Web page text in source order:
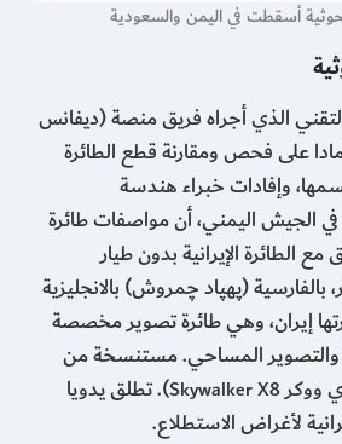
أُسقطت في اليمن والسعودية
الذي أجراه فريق منصة (ديفانس
على فحص ومقارنة قطع الطائرة
وإفادات خبراء هندسة
الجيش اليمني، أن مواصفات طائرة
الطائرة الإيرانية بدون طيار
(پهپاد چمروش) بالانجليزية
إيران، وهي طائرة تصوير مخصصة
والتصوير المساحي. مستنسخة من
ووكرSkywalker X8). تطلق يدويا
لأغراض الاستطلاع.